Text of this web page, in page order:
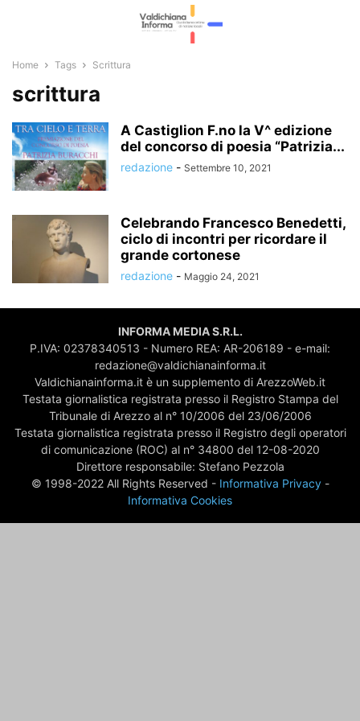
Home Tags Scrittura
scrittura
A Castiglion F.no la V^ edizione
del concorso di poesia “Patrizia...
redazione - Settembre 10, 2021
Celebrando Francesco Benedetti,
ciclo di incontri per ricordare il
grande cortonese
redazione - Maggio 24, 2021
INFORMA MEDIA S.R.L.
P.IVA: 02378340513 - Numero REA: AR-206189 - e-mail:
redazione@valdichianainforma.it
Valdichianainforma.it è un supplemento di ArezzoWeb.it
Testata giornalistica registrata presso il Registro Stampa del
Tribunale di Arezzo al n° 10/2006 del 23/06/2006
Testata giornalistica registrata presso il Registro degli operatori
di comunicazione (ROC) al n° 34800 del 12-08-2020
Direttore responsabile: Stefano Pezzola
© 1998-2022 All Rights Reserved - Informativa Privacy-
Informativa Cookies